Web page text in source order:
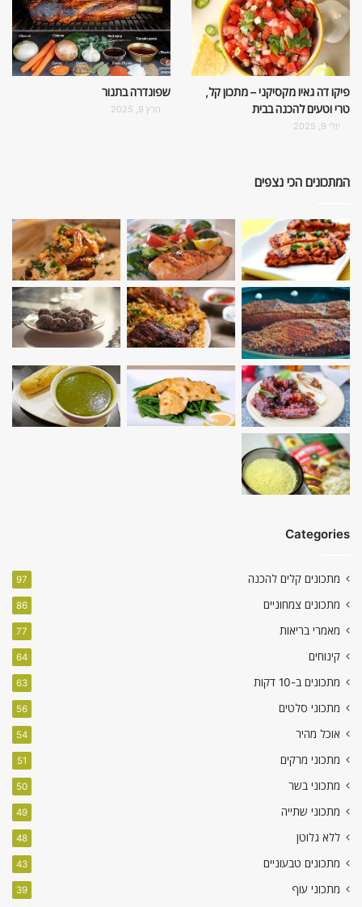
פיקו דה גאיו מקסיקני – מתכון קל,
טרי וטעים להכנה בבית
יולי 9, 2025
שפונדרה בתנור
מרץ 9, 2025
המתכונים הכי נצפים
Categories
מתכונים קלים להכנה 97
מתכונים צמחוניים 86
מאמרי בריאות 77
קינוחים 64
מתכונים ב-10 דקות 63
מתכוני סלטים 56
אוכל מהיר 54
מתכוני מרקים 51
מתכוני בשר 50
מתכוני שתייה 49
ללא גלוטן 48
מתכונים טבעוניים 43
מתכוני עוף 39